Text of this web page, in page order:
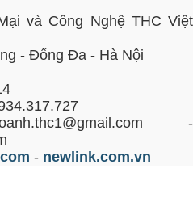
và Công Nghệ THC Việt
- Đống Đa - Hà Nội
-
- newlink.com.vn